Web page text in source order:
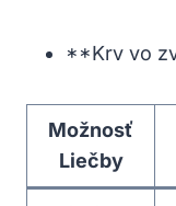
**Krv vo
Možnosť
Liečby